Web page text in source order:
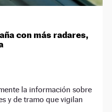
con más radares,
la información sobre
y de tramo que vigilan